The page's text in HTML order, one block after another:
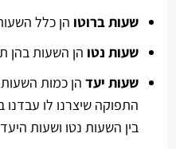
שעות ברוטו הן כלל
שעות נטו הן השעות בהן
שעות יעדהן כמות השעות
התפוקה שיצרנו לו
בין השעות נטו ושעות היעד